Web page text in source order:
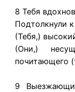
8 Тебя
Подтолкнули
(Тебя,)
(Они,)
почитающего
9